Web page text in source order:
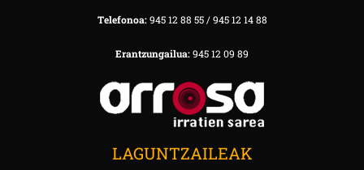
Telefonoa:945 12 88 55 / 945 12 14 88
Erantzungailua:945 12 09 89
LAGUNTZAILEAK